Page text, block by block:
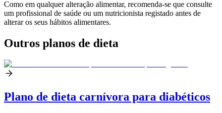
Como em qualquer alteração alimentar, recomenda-se que consulte
um profissional de saúde ou um nutricionista registado antes de
alterar os seus hábitos alimentares.
Outros planos de dieta
Plano de dieta carnívora para diabéticos